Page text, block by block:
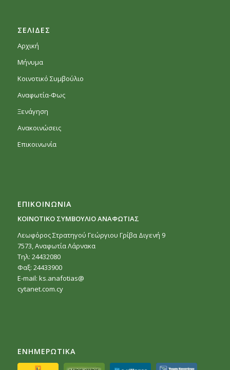
ΣΕΛΙΔΕΣ
Αρχική
Μήνυμα
Κοινοτικό Συμβούλιο
Αναφωτία-Φως
Ξενάγηση
Ανακοινώσεις
Επικοινωνία
ΕΠΙΚΟΙΝΩΝΙΑ
ΚΟΙΝΟΤΙΚΟ ΣΥΜΒΟΥΛΙΟ ΑΝΑΦΩΤΙΑΣ
Λεωφόρος Στρατηγού Γεώργιου Γρίβα Διγενή 9
7573, Αναφωτία Λάρνακα
Τηλ: 24432080
Φαξ: 24433900
E-mail: ks.anafotias@
cytanet.com.cy
ΕΝΗΜΕΡΩΤΙΚΑ